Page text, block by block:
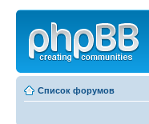
Список форумов